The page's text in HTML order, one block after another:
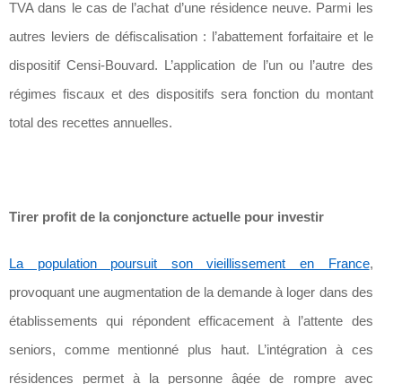
TVA dans le cas de l’achat d’une résidence neuve. Parmi les
autres leviers de défiscalisation : l’abattement forfaitaire et le
dispositif Censi-Bouvard. L’application de l’un ou l’autre des
régimes fiscaux et des dispositifs sera fonction du montant
total des recettes annuelles.
Tirer profit de la conjoncture actuelle pour investir
La population poursuit son vieillissement en France,
provoquant une augmentation de la demande à loger dans des
établissements qui répondent efficacement à l’attente des
seniors, comme mentionné plus haut. L’intégration à ces
résidences permet à la personne âgée de rompre avec